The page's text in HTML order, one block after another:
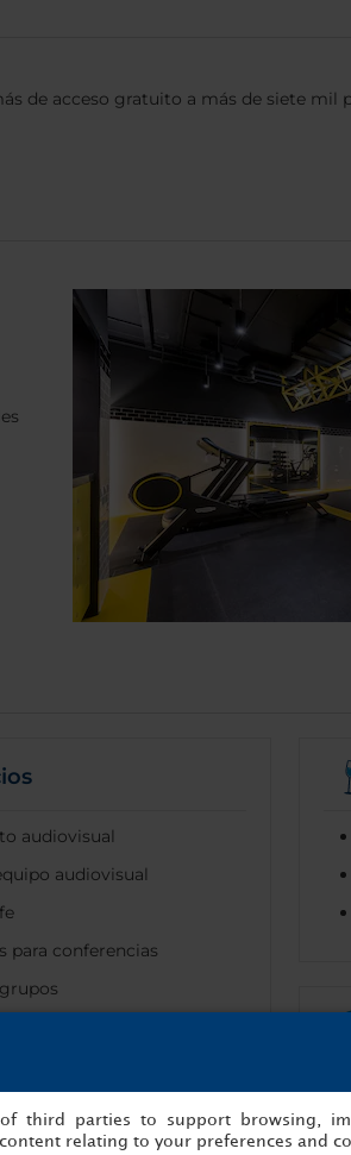
de acceso gratuito a más de siete mil
audiovisual
audiovisual
para conferencias
third parties to support browsing,
relating to your preferences and